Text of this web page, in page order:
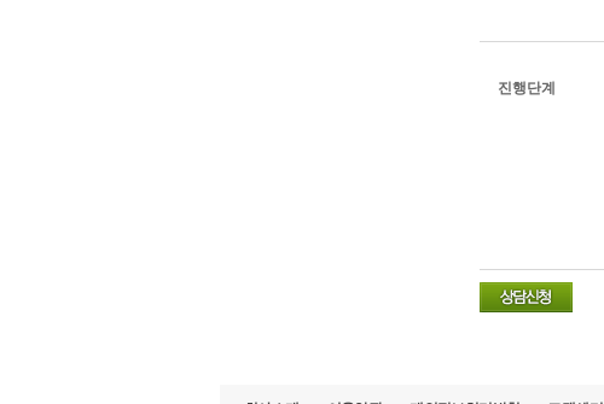
진행단계